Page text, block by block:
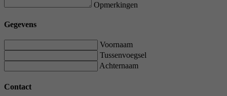
Opmerkingen
Gegevens
Voornaam
Tussenvoegsel
Achternaam
Contact